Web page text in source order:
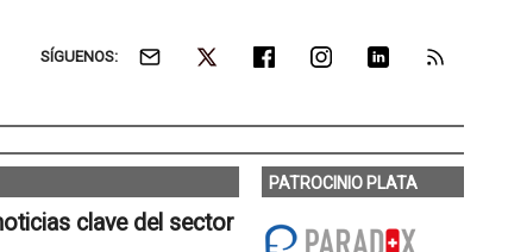
SÍGUENOS:
clave del sector
PATROCINIO PLATA